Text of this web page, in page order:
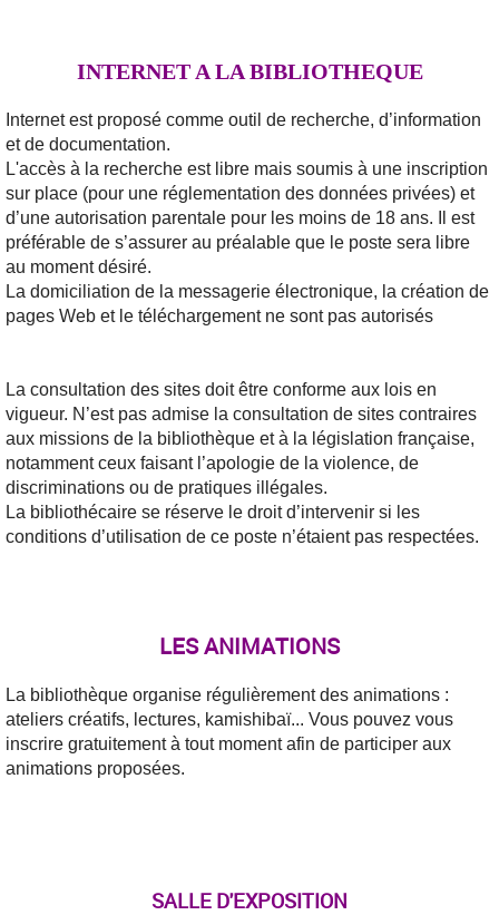
INTERNET A LA BIBLIOTHEQUE
Internet est proposé comme outil de recherche, d’information
et de documentation.
L'accès à la recherche est libre mais soumis à une inscription
sur place (pour une réglementation des données privées) et
d’une autorisation parentale pour les moins de 18 ans. Il est
préférable de s’assurer au préalable que le poste sera libre
au moment désiré.
La domiciliation de la messagerie électronique, la création de
pages Web et le téléchargement ne sont pas autorisés
La consultation des sites doit être conforme aux lois en
vigueur. N’est pas admise la consultation de sites contraires
aux missions de la bibliothèque et à la législation française,
notamment ceux faisant l’apologie de la violence, de
discriminations ou de pratiques illégales.
La bibliothécaire se réserve le droit d’intervenir si les
conditions d’utilisation de ce poste n’étaient pas respectées.
LES ANIMATIONS
La bibliothèque organise régulièrement des animations :
ateliers créatifs, lectures, kamishibaï... Vous pouvez vous
inscrire gratuitement à tout moment afin de participer aux
animations proposées.
SALLE D'EXPOSITION